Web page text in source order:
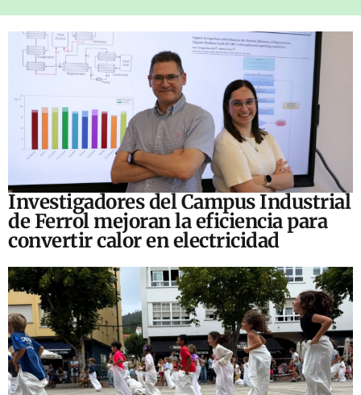
Investigadores del Campus Industrial
de Ferrol mejoran la eficiencia para
convertir calor en electricidad